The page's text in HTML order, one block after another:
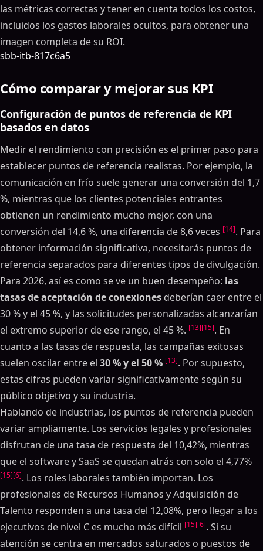
las métricas correctas y tener en cuenta todos los costos,
incluidos los gastos laborales ocultos, para obtener una
imagen completa de su ROI.
sbb-itb-817c6a5
Cómo comparar y mejorar sus KPI
Configuración de puntos de referencia de KPI
basados en datos
Medir el rendimiento con precisión es el primer paso para
establecer puntos de referencia realistas. Por ejemplo, la
comunicación en frío suele generar una conversión del 1,7
%, mientras que los clientes potenciales entrantes
obtienen un rendimiento mucho mejor, con una
conversión del 14,6 %, una diferencia de 8,6 veces [14]. Para
obtener información significativa, necesitarás puntos de
referencia separados para diferentes tipos de divulgación.
Para 2026, así es como se ve un buen desempeño: las
tasas de aceptación de conexiones deberían caer entre el
30 % y el 45 %, y las solicitudes personalizadas alcanzarían
el extremo superior de ese rango, el 45 %. [13][15]. En
cuanto a las tasas de respuesta, las campañas exitosas
suelen oscilar entre el 30 % y el 50 % [13]. Por supuesto,
estas cifras pueden variar significativamente según su
público objetivo y su industria.
Hablando de industrias, los puntos de referencia pueden
variar ampliamente. Los servicios legales y profesionales
disfrutan de una tasa de respuesta del 10,42%, mientras
que el software y SaaS se quedan atrás con solo el 4,77%
[15][6]. Los roles laborales también importan. Los
profesionales de Recursos Humanos y Adquisición de
Talento responden a una tasa del 12,08%, pero llegar a los
ejecutivos de nivel C es mucho más difícil [15][6]. Si su
atención se centra en mercados saturados o puestos de